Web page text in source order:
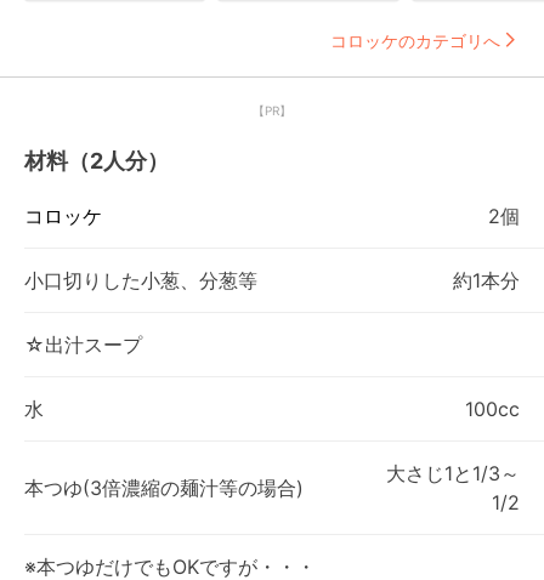
コロッケのカテゴリへ
【PR】
材料（2人分）
コロッケ 2個
小口切りした小葱、分葱等 約1本分
☆出汁スープ
水 100cc
本つゆ(3倍濃縮の麺汁等の場合)
大さじ1と1/3～
1/2
※本つゆだけでもOKですが・・・